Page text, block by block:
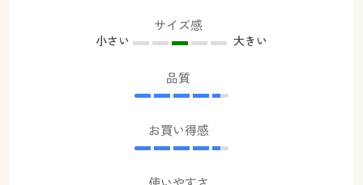
サイズ感
小さい 大きい
品質
お買い得感